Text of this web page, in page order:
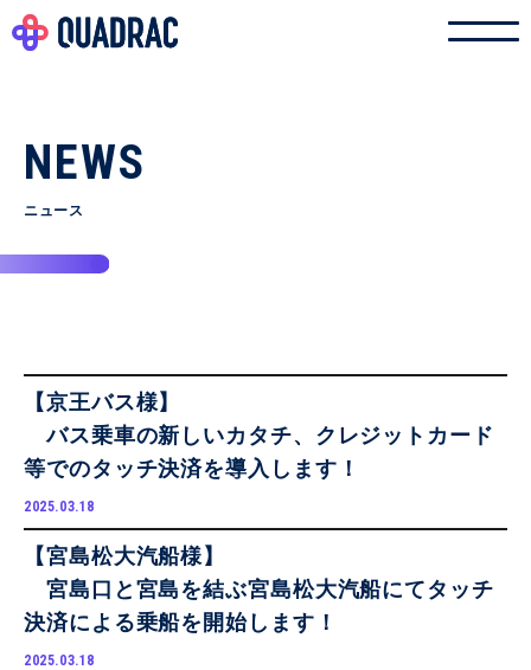
NEWS
ニュース
【京王バス様】
バス乗車の新しいカタチ、クレジットカード
等でのタッチ決済を導入します！
2025.03.18
【宮島松大汽船様】
宮島口と宮島を結ぶ宮島松大汽船にてタッチ
決済による乗船を開始します！
2025.03.18